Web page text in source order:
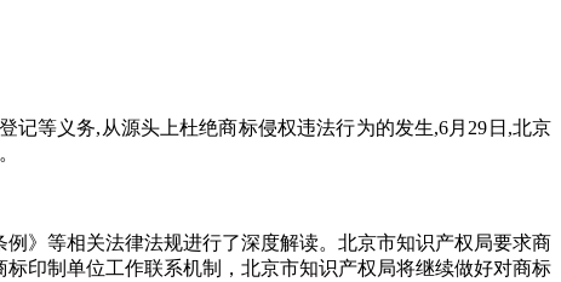
等义务,从源头上杜绝商标侵权违法行为的发生,6月29日,北京
》等相关法律法规进行了深度解读。北京市知识产权局要求商
印制单位工作联系机制，北京市知识产权局将继续做好对商标